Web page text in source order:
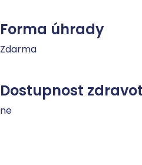
Forma úhrady
Zdarma
Dostupnost
ne